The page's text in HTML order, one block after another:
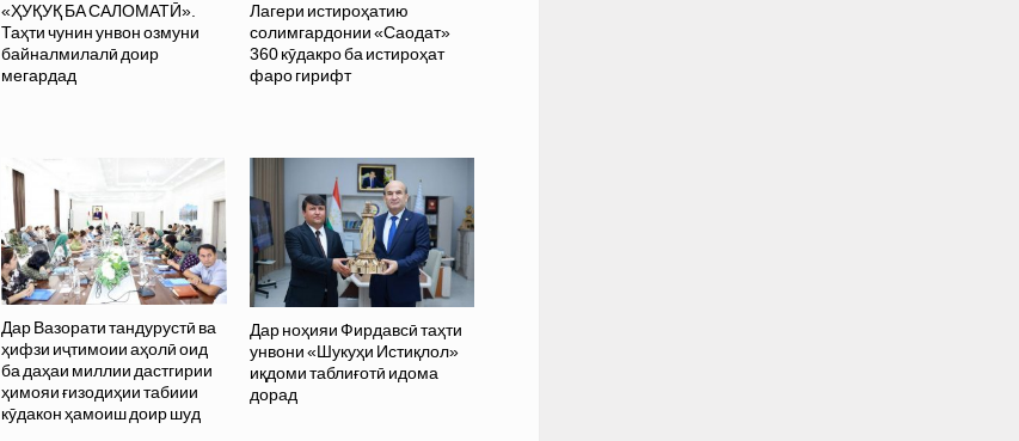
«ҲУҚУҚ БА САЛОМАТӢ».
Таҳти чунин унвон озмуни
байналмилалӣ доир
мегардад
Лагери истироҳатию
солимгардонии «Саодат»
360 кӯдакро ба истироҳат
фаро гирифт
Дар Вазорати тандурустӣ ва
ҳифзи иҷтимоии аҳолӣ оид
ба даҳаи миллии дастгирии
ҳимояи ғизодиҳии табиии
кӯдакон ҳамоиш доир шуд
Дар ноҳияи Фирдавсӣ таҳти
унвони «Шукуҳи Истиқлол»
иқдоми таблиғотӣ идома
дорад